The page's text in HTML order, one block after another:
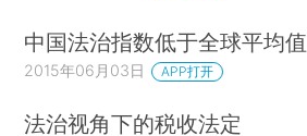
中国法治指数低于全球平均值
2015年06月03日 APP打开
法治视角下的税收法定